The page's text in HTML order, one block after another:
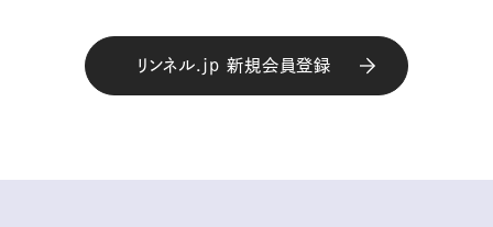
リンネル.jp 新規会員登録